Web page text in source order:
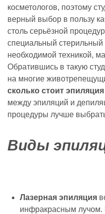
косметологов, поэтому
верный выбор в пользу
столь серьёзной
специальный
необходимой техникой,
Обратившись в такую
на многие
сколько стоит
между эпиляций и
процедуры лучше
Виды
Лазерная эпиляция
инфракрасным лучом.